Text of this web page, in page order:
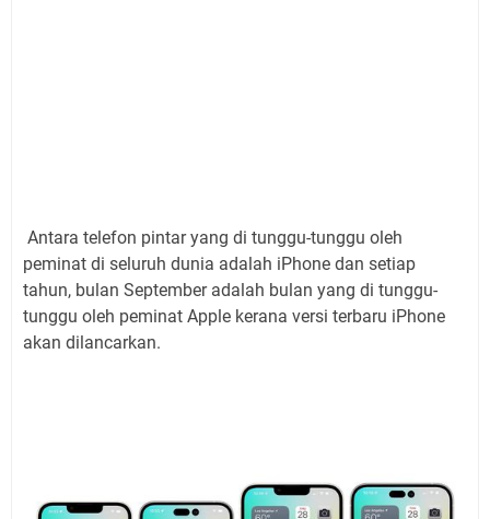
Antara telefon pintar yang di tunggu-tunggu oleh
peminat di seluruh dunia adalah iPhone dan setiap
tahun, bulan September adalah bulan yang di tunggu-
tunggu oleh peminat Apple kerana versi terbaru iPhone
akan dilancarkan.